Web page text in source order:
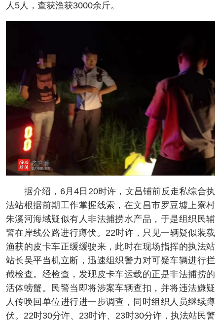
人5人，查获渔获3000余斤。
据介绍，6月4日20时许，文昌铺前反走私综合执
法站根据前期工作掌握线索，在文昌市罗豆墟上寮村
朱溪河海域疑似有人非法捕捞水产品，于是组织民辅
警在岸线公路进行蹲伏。22时许，只见一辆疑似装载
渔获的皮卡车正缓缓驶来，此时在现场指挥的执法站
站长吴平当机立断，迅速组织警力对可疑车辆进行拦
截检查。经检查，发现皮卡车运载的正是非法捕捞的
活体螃蟹。民警当即将涉案车辆查扣，并将违法嫌疑
人传唤回单位进行进一步调查，同时组织人员继续蹲
伏。22时30分许、23时许、23时30分许，执法站民警